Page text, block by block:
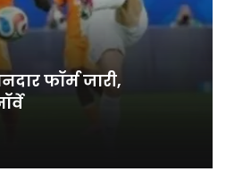
फॉर्म जारी,